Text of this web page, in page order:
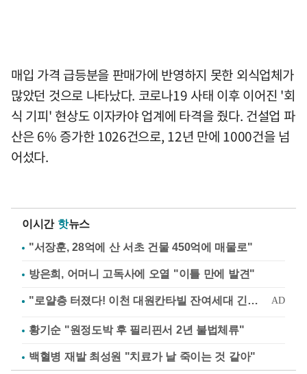
매입 가격 급등분을 판매가에 반영하지 못한 외식업체가
많았던 것으로 나타났다. 코로나19 사태 이후 이어진 '회
식 기피' 현상도 이자카야 업계에 타격을 줬다. 건설업 파
산은 6% 증가한 1026건으로, 12년 만에 1000건을 넘
어섰다.
이시간 핫뉴스
"서장훈, 28억에 산 서초 건물 450억에 매물로"
방은희, 어머니 고독사에 오열 "이틀 만에 발견"
황기순 "원정도박 후 필리핀서 2년 불법체류"
백혈병 재발 최성원 "치료가 날 죽이는 것 같아"